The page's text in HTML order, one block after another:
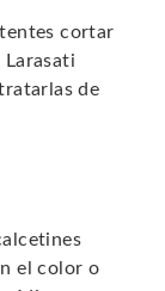
cortar
Larasati
de
el color o